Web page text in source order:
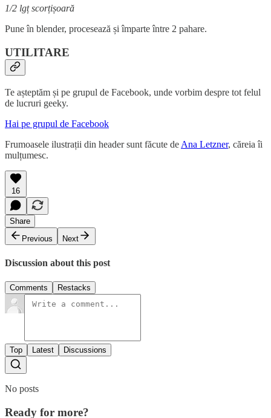
1/2 lgț scorțișoară
Pune în blender, procesează și împarte între 2 pahare.
UTILITARE
Te așteptăm și pe grupul de Facebook, unde vorbim despre tot felul
de lucruri geeky.
Hai pe grupul de Facebook
Frumoasele ilustrații din header sunt făcute de Ana Letzner, căreia îi
mulțumesc.
16
Share
Previous
Next
Discussion about this post
Comments Restacks
Top Latest Discussions
No posts
Ready for more?